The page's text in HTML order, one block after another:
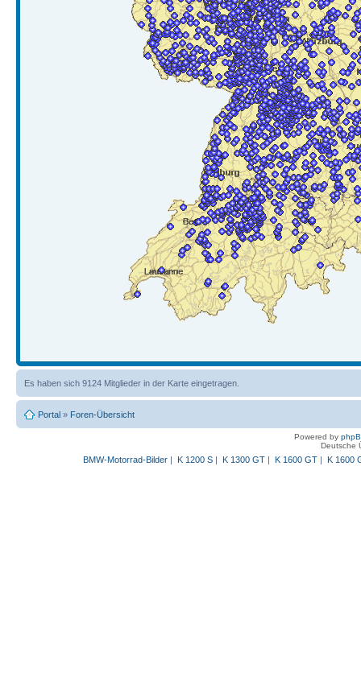
Es haben sich 9124 Mitglieder in der Karte eingetragen.
Portal » Foren-Übersicht
Powered by
Deutsche
BMW-Motorrad-Bilder| K 1200 S| K 1300 GT| K 1600 GT| K 1600